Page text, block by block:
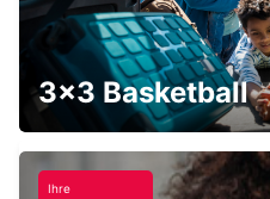
KATOWICE FLGHF
OZAROWICE - POLAND
3x3 Basketball
Ihre